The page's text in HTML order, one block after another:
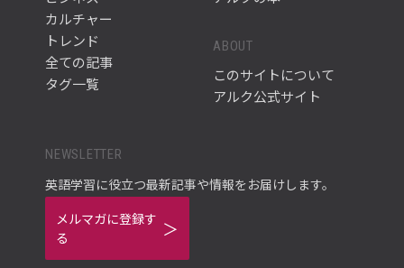
カルチャー
トレンド
全ての記事
タグ一覧
ABOUT
このサイトについて
アルク公式サイト
NEWSLETTER
英語学習に役立つ最新記事や情報をお届けします。
メルマガに登録す
る